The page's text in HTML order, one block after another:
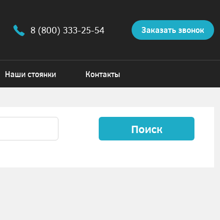
8 (800) 333-25-54 Заказать звонок
Наши стоянки Контакты
Поиск